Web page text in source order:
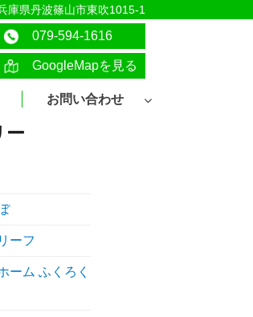
庫県丹波篠山市東吹1015-1
079-594-1616
GoogleMapを見る
お問い合わせ
ー
ーフ
ーム ふくろく